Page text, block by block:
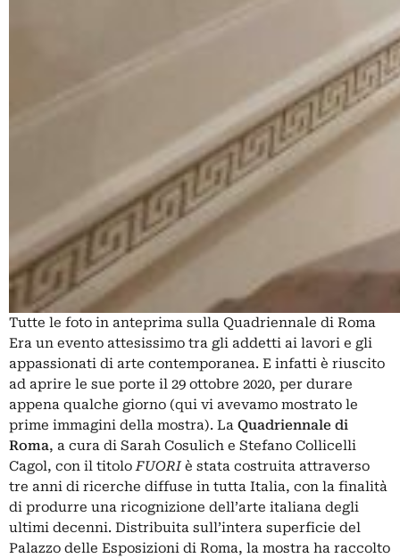
Tutte le foto in anteprima sulla Quadriennale di Roma
Era un evento attesissimo tra gli addetti ai lavori e gli
appassionati di arte contemporanea. E infatti è riuscito
ad aprire le sue porte il 29 ottobre 2020, per durare
appena qualche giorno (qui vi avevamo mostrato le
prime immagini della mostra). La Quadriennale di
Roma, a cura di Sarah Cosulich e Stefano Collicelli
Cagol, con il titoloFUORIè stata costruita attraverso
tre anni di ricerche diffuse in tutta Italia, con la finalità
di produrre una ricognizione dell’arte italiana degli
ultimi decenni. Distribuita sull’intera superficie del
Palazzo delle Esposizioni di Roma, la mostra ha raccolto